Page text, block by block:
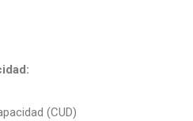
(CUD)